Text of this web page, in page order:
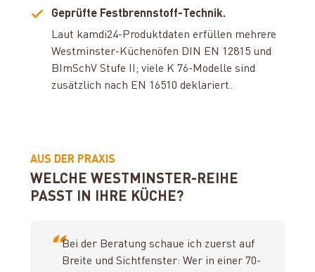
Geprüfte Festbrennstoff-Technik.
Laut kamdi24-Produktdaten erfüllen mehrere
Westminster-Küchenöfen DIN EN 12815 und
BImSchV Stufe II; viele K 76-Modelle sind
zusätzlich nach EN 16510 deklariert.
AUS DER PRAXIS
WELCHE WESTMINSTER-REIHE
PASST IN IHRE KÜCHE?
“Bei der Beratung schaue ich zuerst auf
Breite und Sichtfenster: Wer in einer 70-